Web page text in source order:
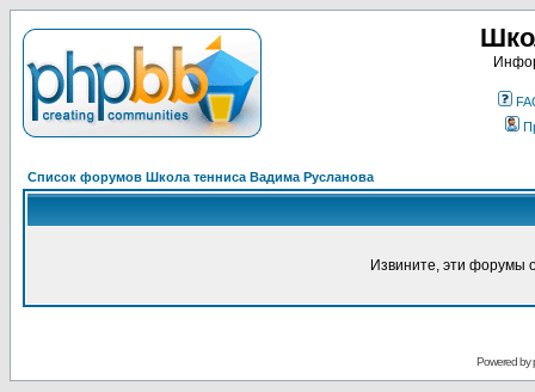
Список форумов Школа тенниса Вадима Русланова
Извините, эти форумы
Powered by